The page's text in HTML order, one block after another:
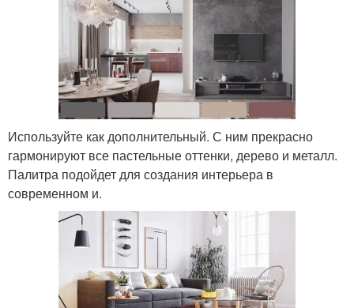
Используйте как дополнительный. С ним прекрасно
гармонируют все пастельные оттенки, дерево и металл.
Палитра подойдет для создания интерьера в
современном и.